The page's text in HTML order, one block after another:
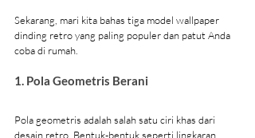
Sekarang, mari kita bahas tiga model wallpaper
dinding retro yang paling populer dan patut Anda
coba di rumah.
1. Pola Geometris Berani
Pola geometris adalah salah satu ciri khas dari
desain retro. Bentuk-bentuk seperti lingkaran,